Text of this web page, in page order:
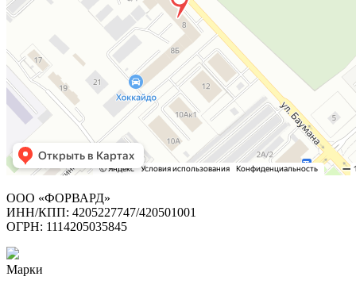
ООО «ФОРВАРД»
ИНН/КПП: 4205227747/420501001
ОГРН: 1114205035845
Марки